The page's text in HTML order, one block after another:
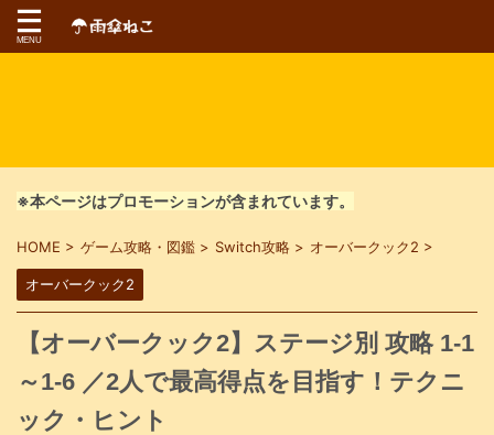
※本ページはプロモーションが含まれています。
HOME > ゲーム攻略・図鑑 > Switch攻略 > オーバークック2 >
オーバークック2
【オーバークック2】ステージ別 攻略 1-1
～1-6 ／2人で最高得点を目指す！テクニ
ック・ヒント